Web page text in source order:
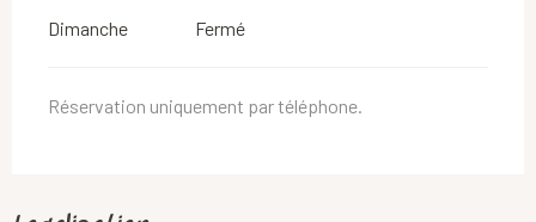
Dimanche Fermé
Réservation uniquement par téléphone.